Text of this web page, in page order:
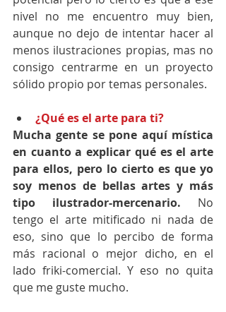
nivel no me encuentro muy bien,
aunque no dejo de intentar hacer al
menos ilustraciones propias, mas no
consigo centrarme en un proyecto
sólido propio por temas personales.
¿Qué es el arte para ti?
Mucha gente se pone aquí mística
en cuanto a explicar qué es el arte
para ellos, pero lo cierto es que yo
soy menos de bellas artes y más
tipo ilustrador-mercenario. No
tengo el arte mitificado ni nada de
eso, sino que lo percibo de forma
más racional o mejor dicho, en el
lado friki-comercial. Y eso no quita
que me guste mucho.